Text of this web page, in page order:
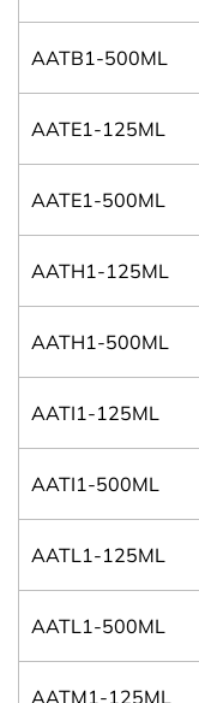
AATB1-500ML
AATE1-125ML
AATE1-500ML
AATH1-125ML
AATH1-500ML
AATI1-125ML
AATI1-500ML
AATL1-125ML
AATL1-500ML
AATM1-125ML